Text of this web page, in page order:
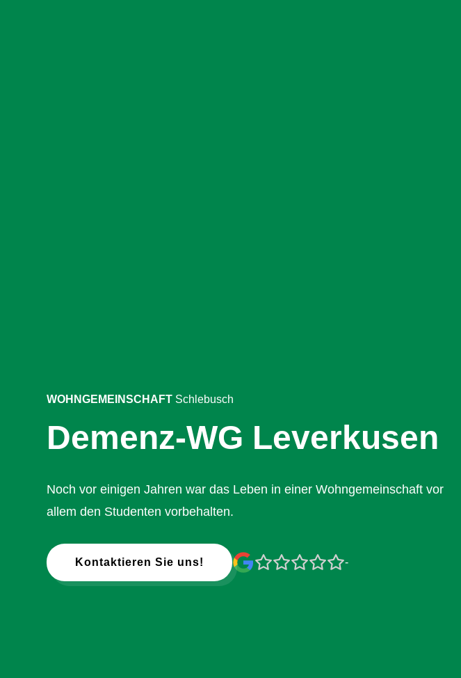
WOHNGEMEINSCHAFT Schlebusch
Demenz-WG Leverkusen
Noch vor einigen Jahren war das Leben in einer Wohngemeinschaft vor
allem den Studenten vorbehalten.
Kontaktieren Sie uns! -